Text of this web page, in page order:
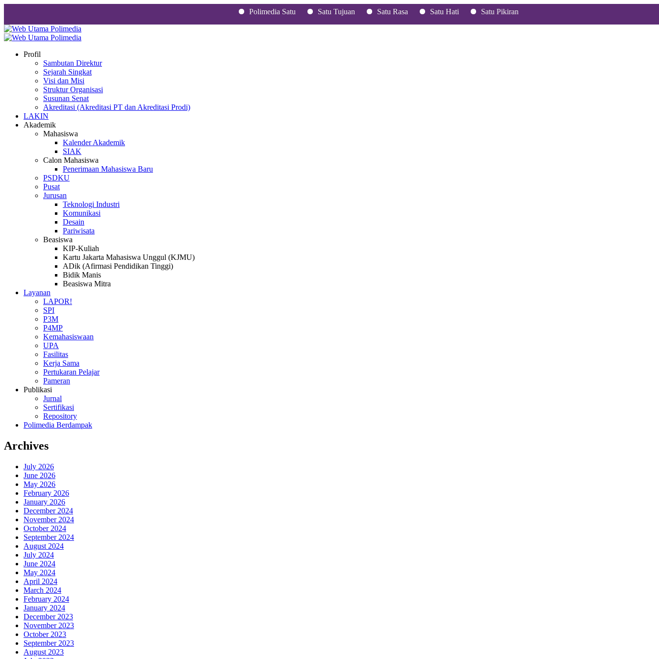
Polimedia Satu Satu Tujuan Satu Rasa Satu Hati Satu Pikiran
Profil
Sambutan Direktur
Sejarah Singkat
Visi dan Misi
Struktur Organisasi
Susunan Senat
Akreditasi (Akreditasi PT dan Akreditasi Prodi)
LAKIN
Akademik
Mahasiswa
Kalender Akademik
SIAK
Calon Mahasiswa
Penerimaan Mahasiswa Baru
PSDKU
Pusat
Jurusan
Teknologi Industri
Komunikasi
Desain
Pariwisata
Beasiswa
KIP-Kuliah
Kartu Jakarta Mahasiswa Unggul (KJMU)
ADik (Afirmasi Pendidikan Tinggi)
Bidik Manis
Beasiswa Mitra
Layanan
LAPOR!
SPI
P3M
P4MP
Kemahasiswaan
UPA
Fasilitas
Kerja Sama
Pertukaran Pelajar
Pameran
Publikasi
Jurnal
Sertifikasi
Repository
Polimedia Berdampak
Archives
July 2026
June 2026
May 2026
February 2026
January 2026
December 2024
November 2024
October 2024
September 2024
August 2024
July 2024
June 2024
May 2024
April 2024
March 2024
February 2024
January 2024
December 2023
November 2023
October 2023
September 2023
August 2023